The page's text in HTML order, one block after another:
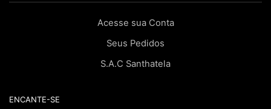
Acesse sua Conta
Seus Pedidos
S.A.C Santhatela
ENCANTE-SE